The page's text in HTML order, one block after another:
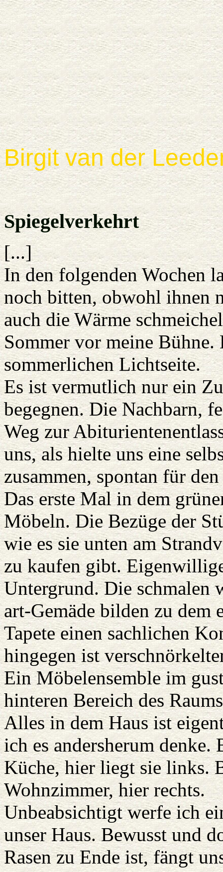
Birgit van der
Spiegelverkehrt
[...]
In den folgenden Wochen
noch bitten, obwohl ihnen
auch die Wärme
Sommer vor meine Bühne.
sommerlichen Lichtseite.
Es ist vermutlich nur ein
begegnen. Die Nachbarn,
Weg zur
uns, als hielte uns eine
zusammen, spontan für
Das erste Mal in dem
Möbeln. Die Bezüge der
wie es sie unten am
zu kaufen gibt.
Untergrund. Die schmalen
art-Gemäde bilden zu dem
Tapete einen sachlichen
hingegen ist
Ein Möbelensemble im
hinteren Bereich des
Alles in dem Haus ist
ich es andersherum
Küche, hier liegt sie links.
Wohnzimmer, hier rechts.
Unbeabsichtigt werfe ich
unser Haus. Bewusst und
Rasen zu Ende ist, fängt